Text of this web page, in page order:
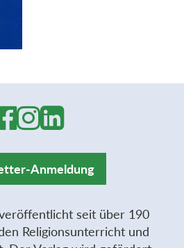
Anmeldung
seit über 190
Religionsunterricht und